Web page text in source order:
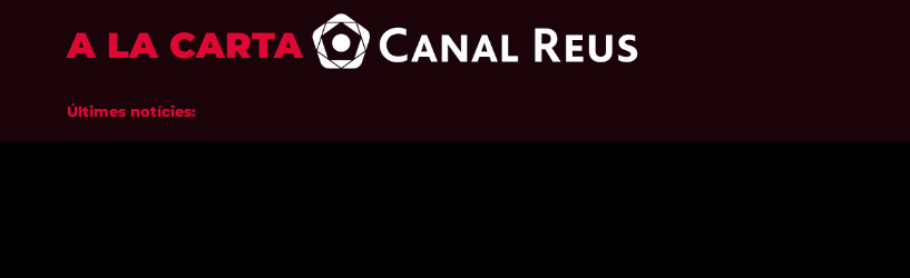
A LA CARTA
Últimes notícies: